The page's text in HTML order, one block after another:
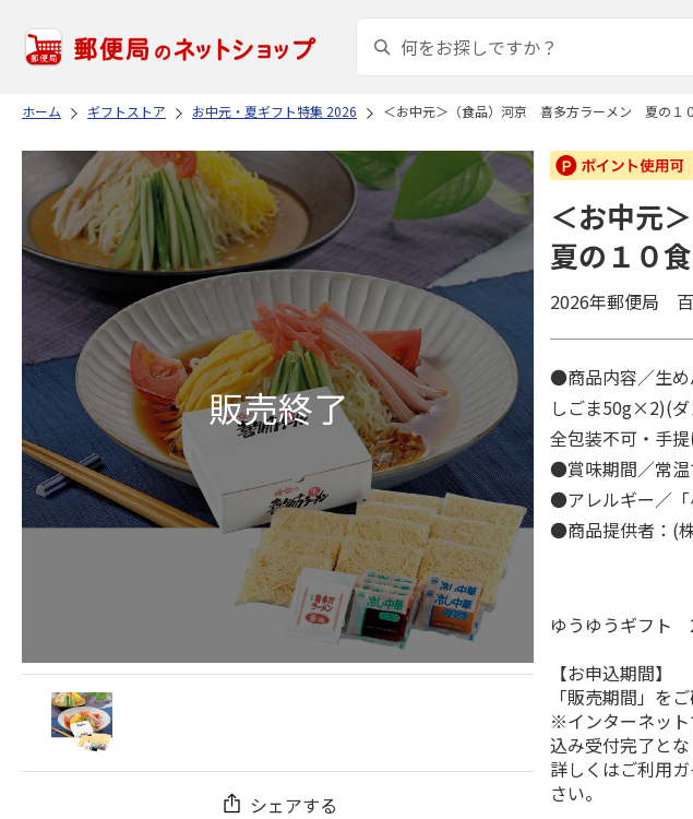
ホーム ギフトストア お中元・夏ギフト特集 2026 ＜お中元＞（食品）河京 喜多方ラーメン 夏の１０
シェアする
＜お中元
夏の１０
2026年郵便局
●商品内容／生
しごま50g×2)(
全包装不可・手
●賞味期間／常
●アレルギー／
●商品提供者：(
ゆうゆうギフト
【お申込期間】
「販売期間」を
※インターネット
込み受付完了とな
詳しくはご利用
さい。